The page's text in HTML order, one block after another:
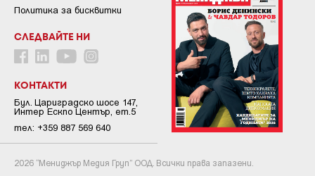
Политика за бисквитки
СЛЕДВАЙТЕ НИ
КОНТАКТИ
Бул. Цариградско шосе 147,
Интер Ескпо Център, ет.5
тел: +359 887 569 640
2026 “Мениджър Медия Груп” ООД. Всички права запазени.